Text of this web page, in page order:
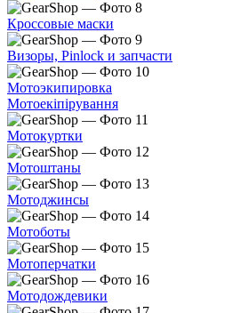
Кроссовые маски
Визоры, Pinlock и запчасти
Мотоэкипировка
Мотоекіпірування
Мотокуртки
Мотоштаны
Мотоджинсы
Мотоботы
Мотоперчатки
Мотодождевики